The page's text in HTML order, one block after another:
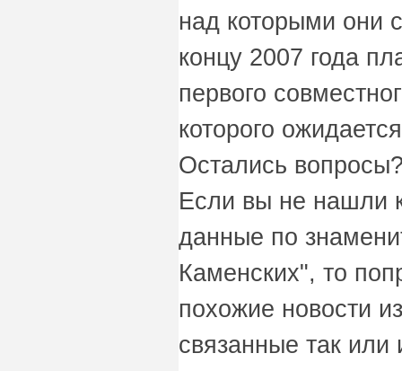
над которыми они
концу 2007 года
первого
которого
Остались
Если вы не нашли
данные по
Каменских", то
похожие новости
связанные так или